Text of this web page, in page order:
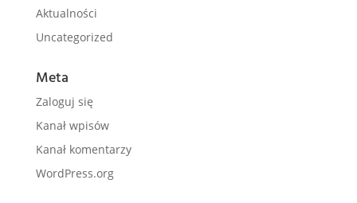
Aktualności
Uncategorized
Meta
Zaloguj się
Kanał wpisów
Kanał komentarzy
WordPress.org